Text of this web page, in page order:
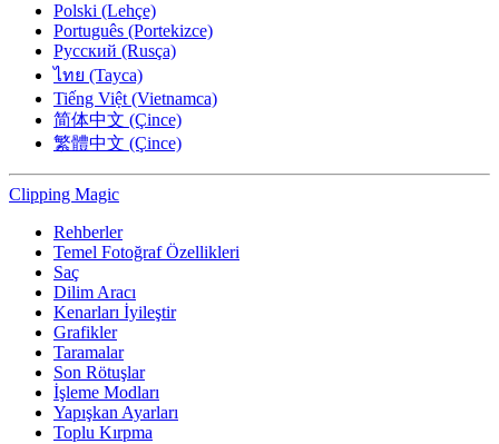
Polski (Lehçe)
Português (Portekizce)
Русский (Rusça)
ไทย (Tayca)
Tiếng Việt (Vietnamca)
简体中文 (Çince)
繁體中文 (Çince)
Clipping Magic
Rehberler
Temel Fotoğraf Özellikleri
Saç
Dilim Aracı
Kenarları İyileştir
Grafikler
Taramalar
Son Rötuşlar
İşleme Modları
Yapışkan Ayarları
Toplu Kırpma